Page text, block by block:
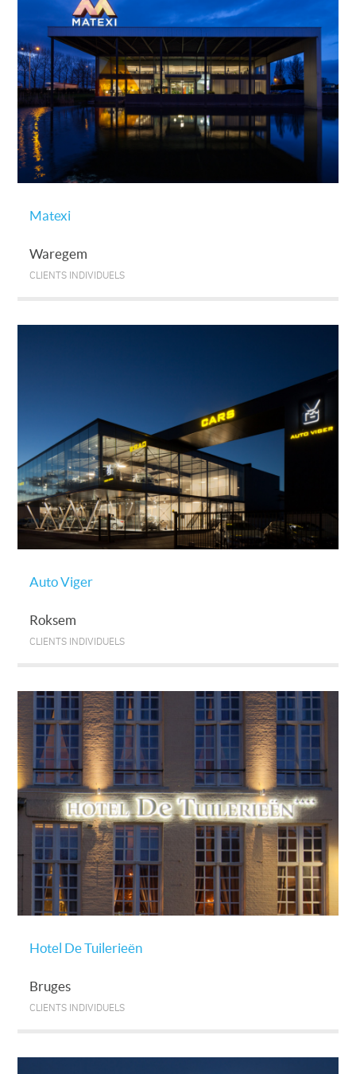
Matexi
Waregem
CLIENTS INDIVIDUELS
Auto Viger
Roksem
CLIENTS INDIVIDUELS
Hotel De Tuilerieën
Bruges
CLIENTS INDIVIDUELS